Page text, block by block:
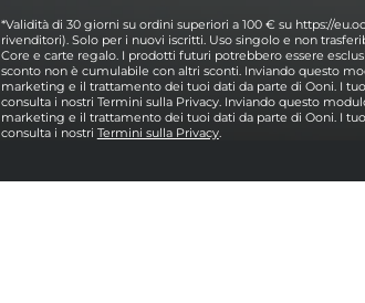
*Validità di 30 giorni su ordini superiori a 100 € su https://
rivenditori). Solo per i nuovi iscritti. Uso singolo e non
Core e carte regalo. I prodotti futuri potrebbero essere
sconto non è cumulabile con altri sconti. Inviando questo
marketing e il trattamento dei tuoi dati da parte di Ooni. I
consulta i nostri Termini sulla Privacy. Inviando questo
marketing e il trattamento dei tuoi dati da parte di Ooni. I
consulta i nostri Termini sulla Privacy.